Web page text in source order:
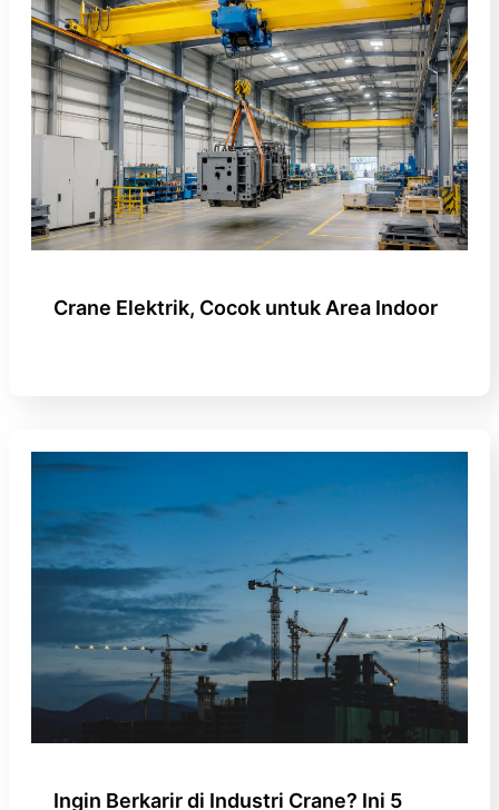
Crane Elektrik, Cocok untuk Area Indoor
Ingin Berkarir di Industri Crane? Ini 5